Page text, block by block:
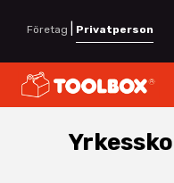
Företag Privatperson